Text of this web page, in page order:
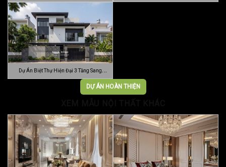
…
Dự Án Biệt Thự Hiện Đại 3 Tầng Sang
DỰ ÁN HOÀN THIỆN